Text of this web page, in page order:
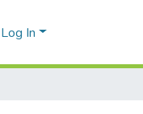
Log In